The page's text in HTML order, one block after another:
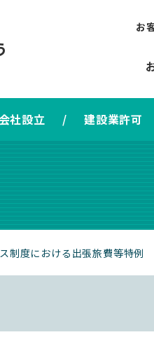
お
会社設立 / 建設業許可
制度における出張旅費等特例